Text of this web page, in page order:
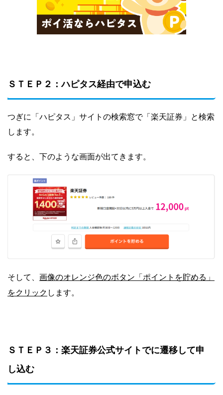
ＳＴＥＰ２：ハピタス経由で申込む
つぎに「ハピタス」サイトの検索窓で「楽天証券」と検索
します。
すると、下のような画面が出てきます。
そして、 画像のオレンジ色のボタン「ポイントを貯める」
をクリック します。
ＳＴＥＰ３：楽天証券公式サイトでに遷移して申
し込む